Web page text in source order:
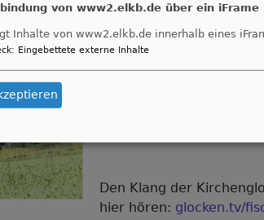
Sie erstreckt sich über
Weiler, z.B. Ruppen,
Horlachen, Wüstbuch
Das geistliche Zentrum
Den Klang der
hier hören: glocken.tv/
von www2.elkb.de über ein iFrame
Inhalte von www2.elkb.de innerhalb eines
: Eingebettete externe Inhalte